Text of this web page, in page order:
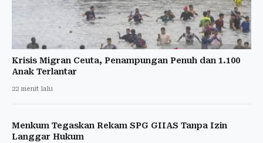
Krisis Migran Ceuta, Penampungan Penuh dan 1.100
Anak Terlantar
22 menit lalu
Menkum Tegaskan Rekam SPG GIIAS Tanpa Izin
Langgar Hukum